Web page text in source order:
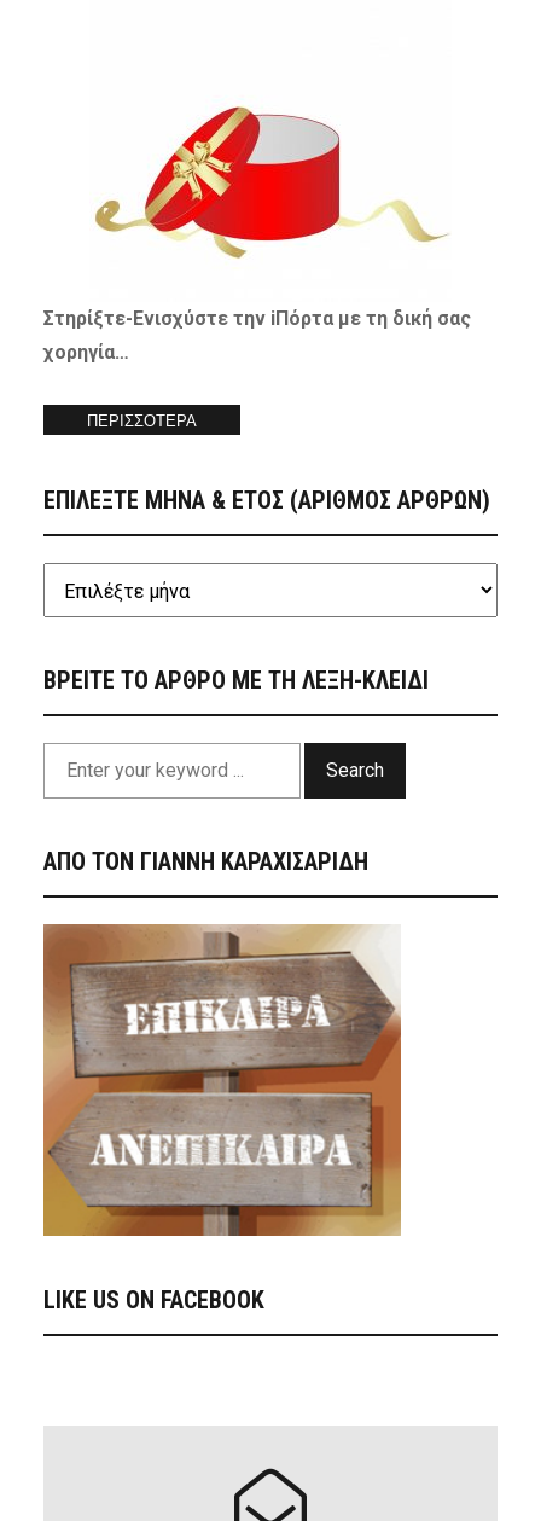
Στηρίξτε-Ενισχύστετην iΠόρτα με τη δική σας
χορηγία…
ΠΕΡΙΣΣΟΤΕΡΑ
ΕΠΙΛΕΞΤΕ ΜΗΝΑ & ΕΤΟΣ (ΑΡΙΘΜΟΣ ΑΡΘΡΩΝ)
ΒΡΕΙΤΕ ΤΟ ΑΡΘΡΟ ΜΕ ΤΗ ΛΕΞΗ-ΚΛΕΙΔΙ
Search
ΑΠΟ ΤΟΝ ΓΙΑΝΝΗ ΚΑΡΑΧΙΣΑΡΙΔΗ
LIKE US ON FACEBOOK